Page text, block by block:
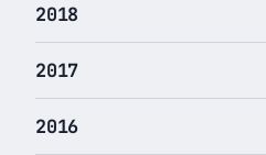
2018
2017
2016